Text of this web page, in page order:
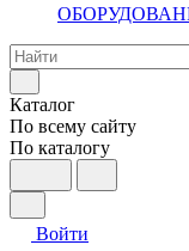
Каталог
По всему сайту
По каталогу
Войти